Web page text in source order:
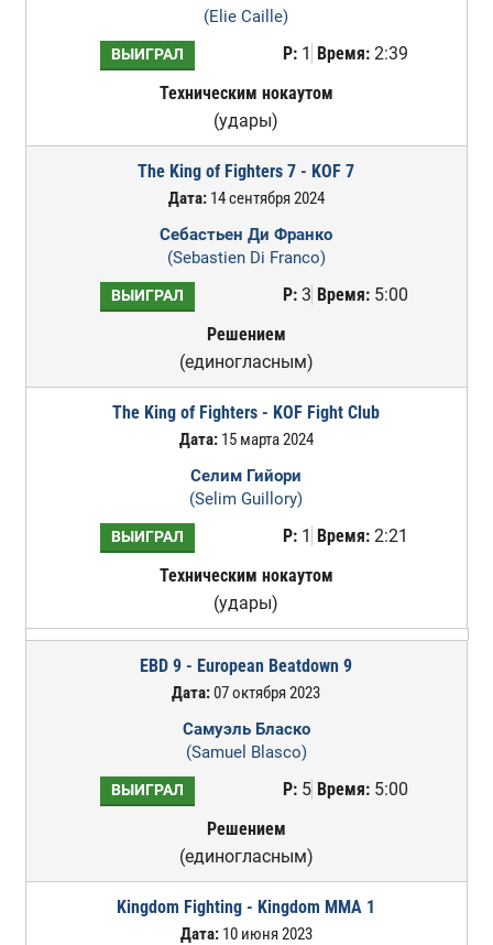
(Elie Caille)
ВЫИГРАЛ Р:1 Время:2:39
Техническим нокаутом
(удары)
The King of Fighters 7 - KOF 7
Дата:14 сентября 2024
Себастьен Ди Франко
(Sebastien Di Franco)
ВЫИГРАЛ Р:3 Время:5:00
Решением
(единогласным)
The King of Fighters - KOF Fight Club
Дата:15 марта 2024
Селим Гийори
(Selim Guillory)
ВЫИГРАЛ Р:1 Время:2:21
Техническим нокаутом
(удары)
EBD 9 - European Beatdown 9
Дата:07 октября 2023
Самуэль Бласко
(Samuel Blasco)
ВЫИГРАЛ Р:5 Время:5:00
Решением
(единогласным)
Kingdom Fighting - Kingdom MMA 1
Дата:10 июня 2023